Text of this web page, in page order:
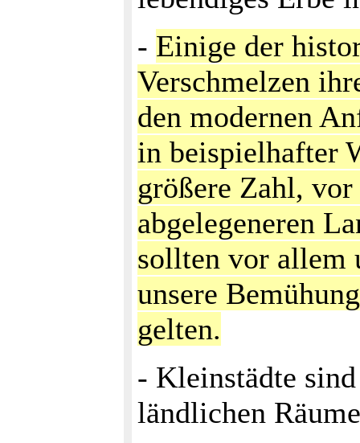
- Einige der
Verschmelzen
den modernen
in beispielhafter
größere Zahl,
abgelegeneren
sollten vor allem
unsere
gelten.
- Kleinstädte
ländlichen